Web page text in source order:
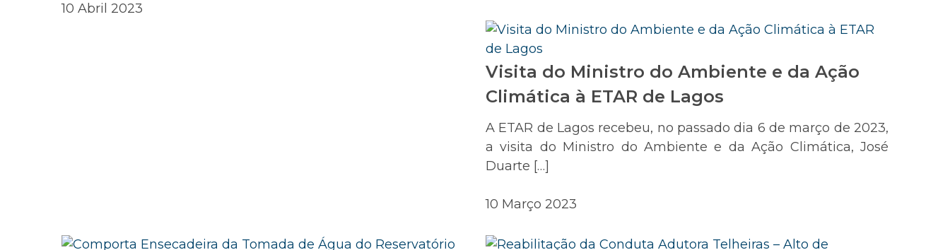
10 Abril 2023
Visita do Ministro do Ambiente e da Ação
Climática à ETAR de Lagos
A ETAR de Lagos recebeu, no passado dia 6 de março de 2023,
a visita do Ministro do Ambiente e da Ação Climática, José
Duarte […]
10 Março 2023